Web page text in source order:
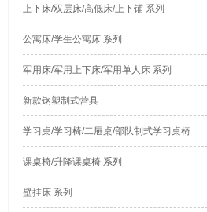
上下床/双层床/高低床/上下铺 系列
公寓床/学生公寓床 系列
军用床/军用上下床/军用单人床 系列
新款钢塑制式营具
学习桌/学习椅/二屉桌/部队制式学习桌椅
课桌椅/升降课桌椅 系列
壁挂床 系列